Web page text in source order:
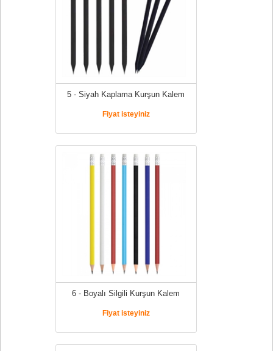
5 - Siyah Kaplama Kurşun Kalem
Fiyat isteyiniz
6 - Boyalı Silgili Kurşun Kalem
Fiyat isteyiniz